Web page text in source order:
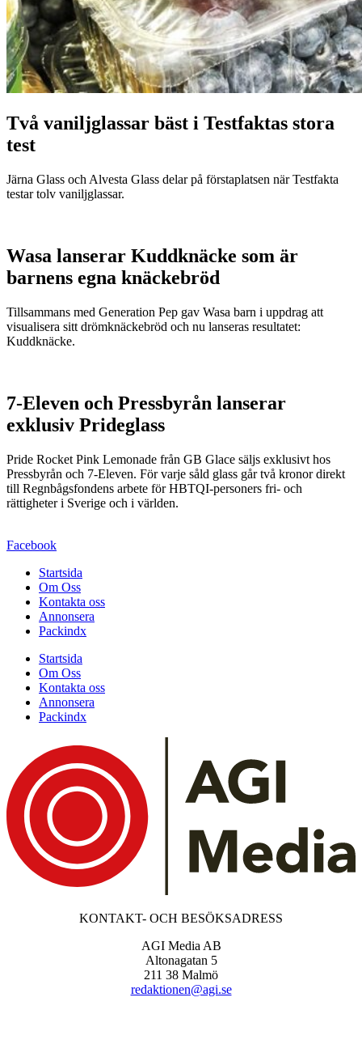
Två vaniljglassar bäst i Testfaktas stora
test
Järna Glass och Alvesta Glass delar på förstaplatsen när Testfakta
testar tolv vaniljglassar.
Wasa lanserar Kuddknäcke som är
barnens egna knäckebröd
Tillsammans med Generation Pep gav Wasa barn i uppdrag att
visualisera sitt drömknäckebröd och nu lanseras resultatet:
Kuddknäcke.
7-Eleven och Pressbyrån lanserar
exklusiv Prideglass
Pride Rocket Pink Lemonade från GB Glace säljs exklusivt hos
Pressbyrån och 7-Eleven. För varje såld glass går två kronor direkt
till Regnbågsfondens arbete för HBTQI-personers fri- och
rättigheter i Sverige och i världen.
Facebook
Startsida
Om Oss
Kontakta oss
Annonsera
Packindx
Startsida
Om Oss
Kontakta oss
Annonsera
Packindx
KONTAKT- OCH BESÖKSADRESS
AGI Media AB
Altonagatan 5
211 38 Malmö
redaktionen@agi.se